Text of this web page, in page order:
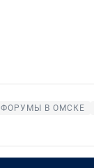
ФОРУМЫ В ОМСКЕ